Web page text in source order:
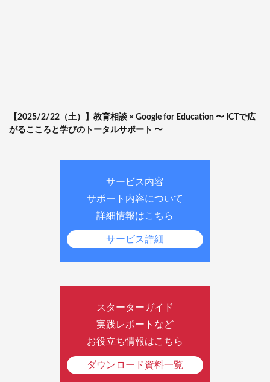
【2025/2/22（土）】教育相談 × Google for Education 〜 ICTで広
がるこころと学びのトータルサポート 〜
サービス内容
サポート内容について
詳細情報はこちら
サービス詳細
スターターガイド
実践レポートなど
お役立ち情報はこちら
ダウンロード資料一覧